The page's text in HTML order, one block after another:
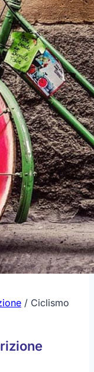
/ Ciclismo